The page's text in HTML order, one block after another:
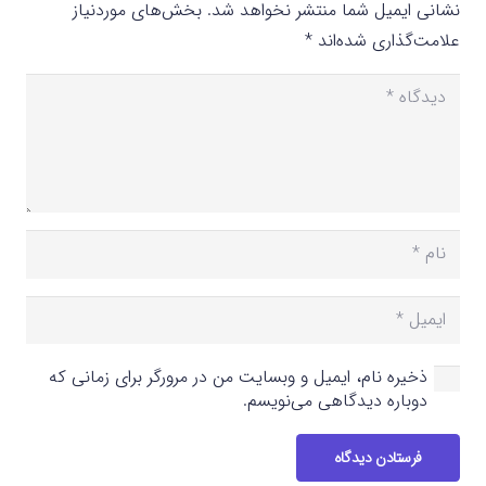
نشانی ایمیل شما منتشر نخواهد شد. بخش‌های موردنیاز
علامت‌گذاری شده‌اند *
ذخیره نام، ایمیل و وبسایت من در مرورگر برای زمانی که
دوباره دیدگاهی می‌نویسم.
فرستادن دیدگاه